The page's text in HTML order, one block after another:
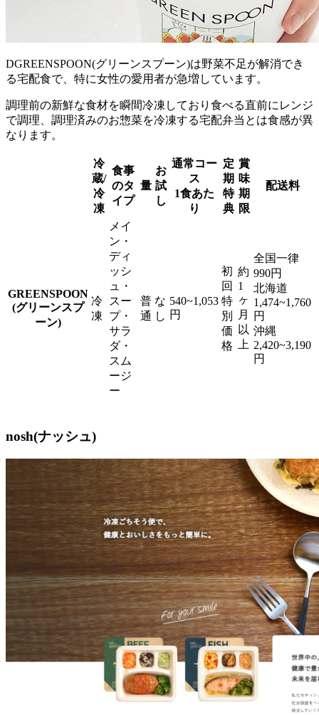
DGREENSPOON(グリーンスプーン)は野菜不足が解消でき
る宅配食で、特に女性の愛用者が急増 しています。
調理前の新鮮な食材を瞬間冷凍しており食べる直前にレンジ
で調理、調理済みのお惣菜を冷凍する宅配弁当とは食感が異
なります。
冷
蔵/
冷
凍
食事
のタ
イプ
量
お
試
し
通常コー
ス
1食あた
り
定
期
特
典
賞
味
期
限
配送料
GREENSPOON
(グリーンスプ
ーン)
冷
凍
メイ
ン・
ディ
ッシ
ュ・
スー
プ・
サラ
ダ・
スム
ージ
ー
普
通
な
し
540~1,053
円
初
回
特
別
価
格
約
1
ヶ
月
以
上
全国一律
990円
北海道
1,474~1,760
円
沖縄
2,420~3,190
円
nosh(ナッシュ)